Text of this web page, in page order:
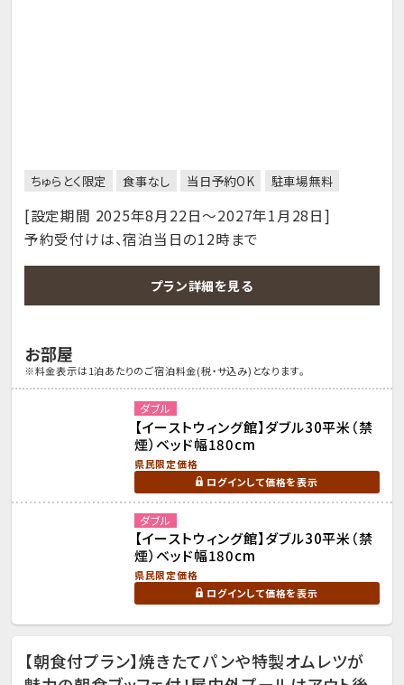
ちゅらとく限定 食事なし 当日予約OK 駐車場無料
[設定期間 2025年8月22日～2027年1月28日]
予約受付けは、宿泊当日の12時まで
プラン詳細を見る
お部屋
※料金表示は1泊あたりのご宿泊料金(税・サ込み)となります。
ダブル
【イーストウィング館】ダブル30平米（禁
煙）ベッド幅180cm
県民限定価格
ログインして価格を表示
ダブル
【イーストウィング館】ダブル30平米（禁
煙）ベッド幅180cm
県民限定価格
ログインして価格を表示
【朝食付プラン】焼きたてパンや特製オムレツが